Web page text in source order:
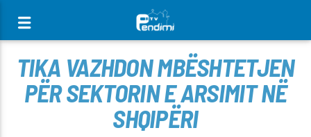
TIKA VAZHDON MBËSHTETJEN
PËR SEKTORIN E ARSIMIT NË
SHQIPËRI